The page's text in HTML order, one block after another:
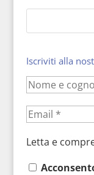
Iscriviti alla
Letta e